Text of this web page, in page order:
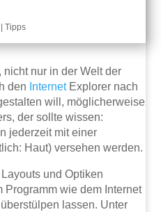
|Tipps
nicht nur in der Welt der
den InternetExplorer nach
will, möglicherweise
der sollte wissen:
jederzeit mit einer
Haut) versehen werden.
und Optiken
Programm wie dem Internet
lassen. Unter